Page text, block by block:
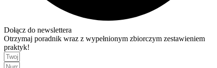
Dołącz do newslettera
Otrzymaj poradnik wraz z wypełnionym zbiorczym zestawieniem
praktyk!